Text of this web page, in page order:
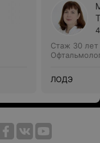
Стаж 30 лет
ЛОДЭ